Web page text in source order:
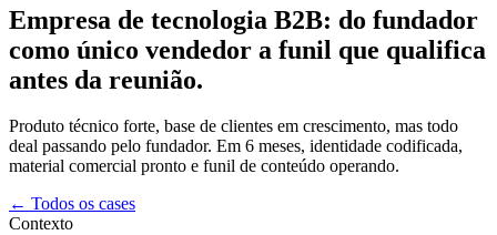
Empresa de tecnologia B2B: do fundador
como único vendedor a funil que qualifica
antes da reunião.
Produto técnico forte, base de clientes em crescimento, mas todo
deal passando pelo fundador. Em 6 meses, identidade codificada,
material comercial pronto e funil de conteúdo operando.
← Todos os cases
Contexto